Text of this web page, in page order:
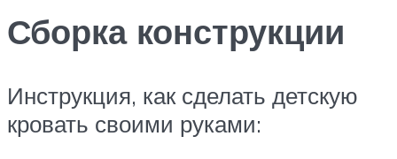
Сборка конструкции
Инструкция, как сделать детскую
кровать своими руками: